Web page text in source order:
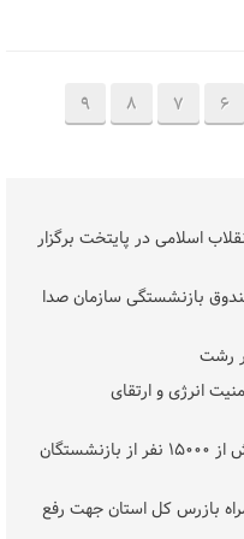
6
7
8
9
اسلامی در پایتخت برگزار
بازنشستگی سازمان صدا
انرژی و ارتقای
پاسخگوئی به سوالات و رفع ابهامات بیش از ۱۵۰۰۰ نفر از بازنشستگان
بازرس کل استان جهت رفع